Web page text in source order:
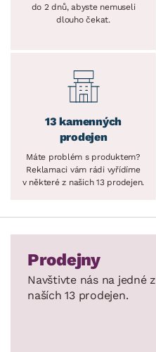
do 2 dnů, abyste nemuseli
dlouho čekat.
13 kamenných
prodejen
Máte problém s produktem?
Reklamaci vám rádi vyřídíme
v některé z našich 13 prodejen.
Prodejny
Navštivte nás na jedné z
naších 13 prodejen.